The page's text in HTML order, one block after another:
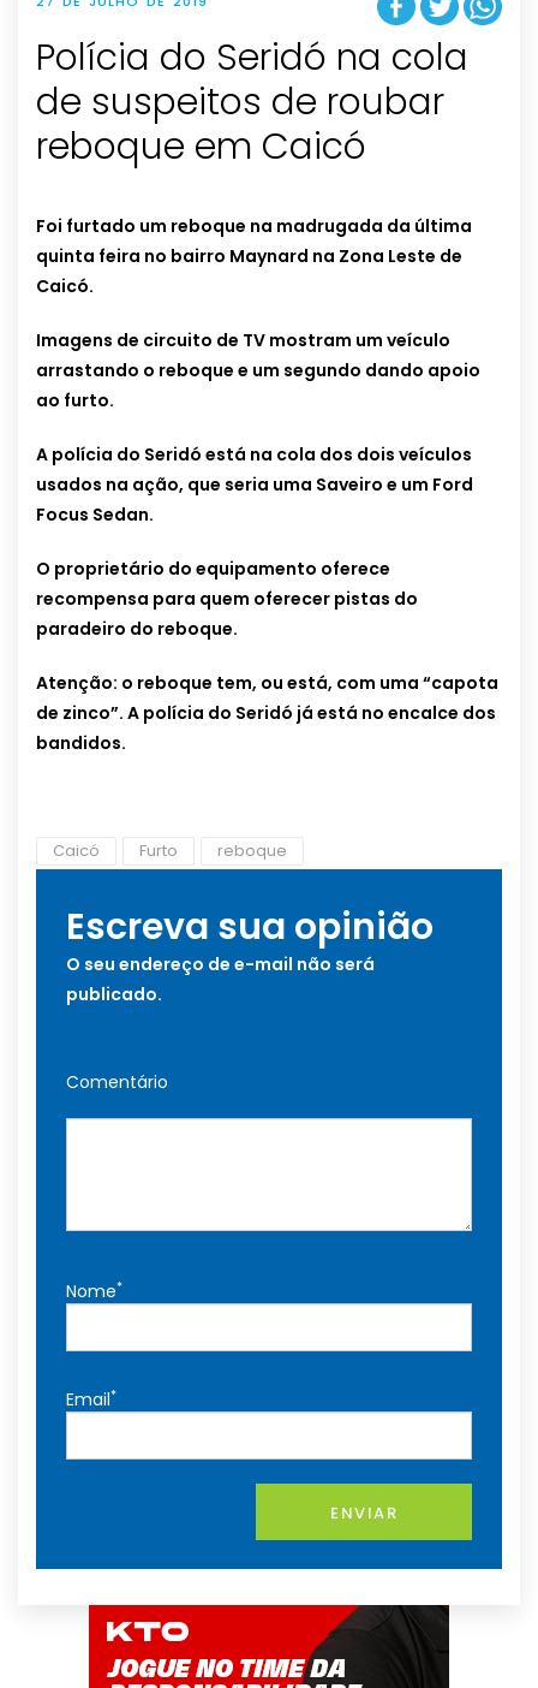
Polícia do Seridó na cola
de suspeitos de roubar
reboque em Caicó
Foi furtado um reboque na madrugada da última
quinta feira no bairro Maynard na Zona Leste de
Caicó.
Imagens de circuito de TV mostram um veículo
arrastando o reboque e um segundo dando apoio
ao furto.
A polícia do Seridó está na cola dos dois veículos
usados na ação, que seria uma Saveiro e um Ford
Focus Sedan.
O proprietário do equipamento oferece
recompensa para quem oferecer pistas do
paradeiro do reboque.
Atenção: o reboque tem, ou está, com uma “capota
de zinco”. A polícia do Seridó já está no encalce dos
bandidos.
Caicó Furto reboque
Escreva sua opinião
O seu endereço de e-mail não será
publicado.
Comentário
Nome*
Email*
ENVIAR